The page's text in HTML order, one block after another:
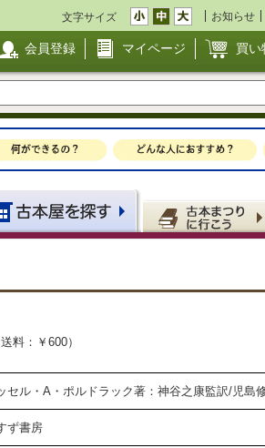
文字サイズ お知らせ
会員登録 マイページ 買い
送料：￥600）
セル・A・ポルドラック著：神谷之康監訳/児島
ず書房